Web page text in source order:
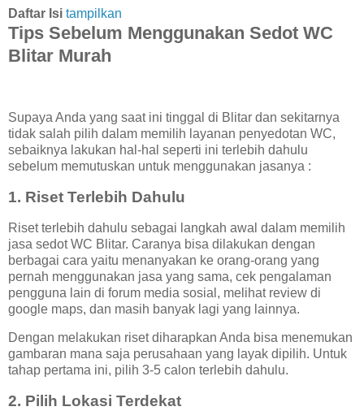
Daftar Isi tampilkan
Tips Sebelum Menggunakan Sedot WC
Blitar Murah
Supaya Anda yang saat ini tinggal di Blitar dan sekitarnya
tidak salah pilih dalam memilih layanan penyedotan WC,
sebaiknya lakukan hal-hal seperti ini terlebih dahulu
sebelum memutuskan untuk menggunakan jasanya :
1. Riset Terlebih Dahulu
Riset terlebih dahulu sebagai langkah awal dalam memilih
jasa sedot WC Blitar. Caranya bisa dilakukan dengan
berbagai cara yaitu menanyakan ke orang-orang yang
pernah menggunakan jasa yang sama, cek pengalaman
pengguna lain di forum media sosial, melihat review di
google maps, dan masih banyak lagi yang lainnya.
Dengan melakukan riset diharapkan Anda bisa menemukan
gambaran mana saja perusahaan yang layak dipilih. Untuk
tahap pertama ini, pilih 3-5 calon terlebih dahulu.
2. Pilih Lokasi Terdekat